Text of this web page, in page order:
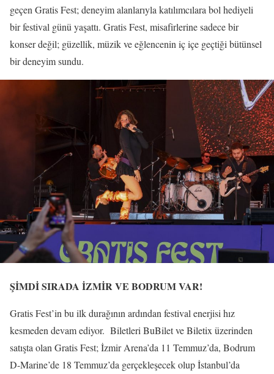
geçen Gratis Fest; deneyim alanlarıyla katılımcılara bol hediyeli
bir festival günü yaşattı. Gratis Fest, misafirlerine sadece bir
konser değil; güzellik, müzik ve eğlencenin iç içe geçtiği bütünsel
bir deneyim sundu.
ŞİMDİ SIRADA İZMİR VE BODRUM VAR!
Gratis Fest’in bu ilk durağının ardından festival enerjisi hız
kesmeden devam ediyor. Biletleri BuBilet ve Biletix üzerinden
satışta olan Gratis Fest; İzmir Arena’da 11 Temmuz’da, Bodrum
D-Marine’de 18 Temmuz’da gerçekleşecek olup İstanbul’da